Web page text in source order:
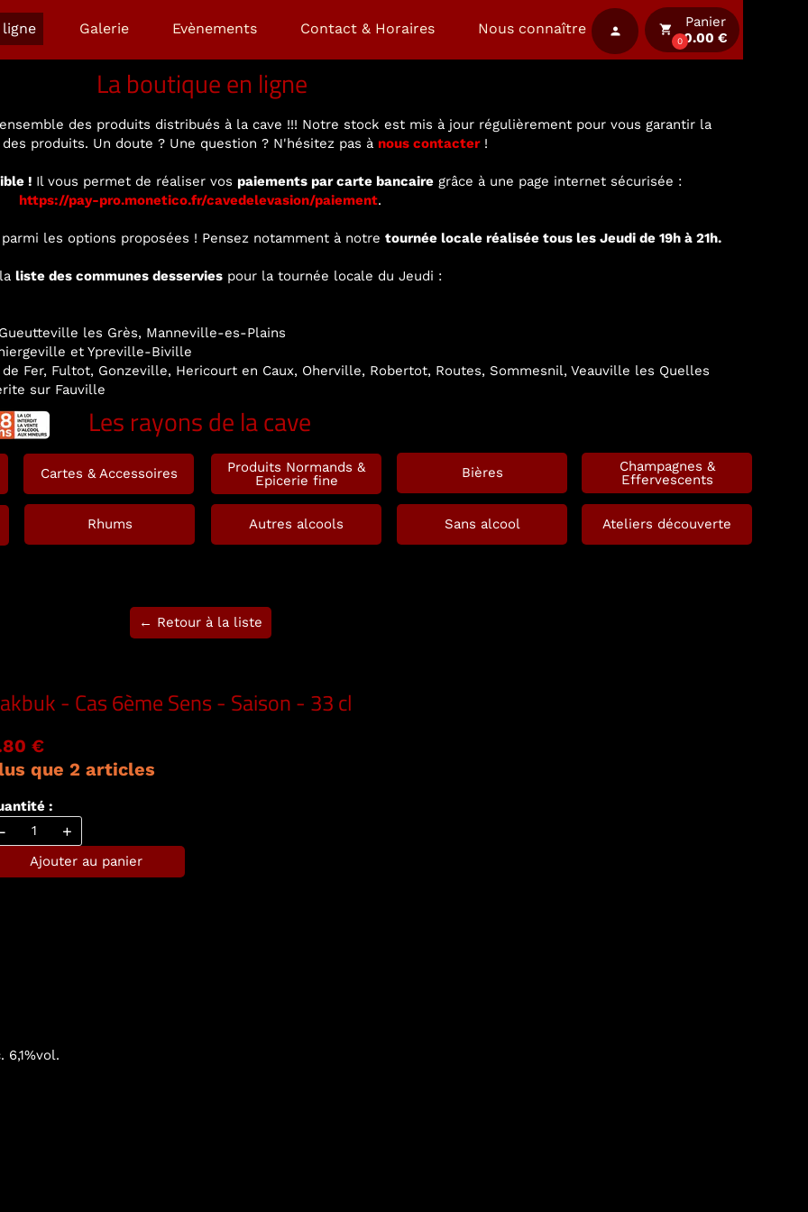
Galerie Evènements Contact & Horaires Nous connaître local_grocery_store
0
Panier
0.00 €
person
La boutique en ligne
des produits distribués à la cave !!! Notre stock est mis à jour régulièrement pour vous garantir la
produits. Un doute ? Une question ? N'hésitez pas à nous contacter!
! Il vous permet de réaliser vos paiements par carte bancaire grâce à une page internet sécurisée :
https://pay-pro.monetico.fr/cavedelevasion/paiement.
les options proposées ! Pensez notamment à notre tournée locale réalisée tous les Jeudi de 19h à 21h.
liste des communes desserviespour la tournée locale du Jeudi :
les Grès, Manneville-es-Plains
et Ypreville-Biville
Fer, Fultot, Gonzeville, Hericourt en Caux, Oherville, Robertot, Routes, Sommesnil, Veauville les Quelles
sur Fauville
Les rayons de la cave
Bières
Champagnes &
Effervescents
Cartes & Accessoires
Produits Normands &
Epicerie fine
Ateliers découverte
Sans alcool
Rhums Autres alcools
← Retour à la liste
- Cas 6ème Sens - Saison - 33 cl
€
que 2 articles
:
- +
Ajouter au panier